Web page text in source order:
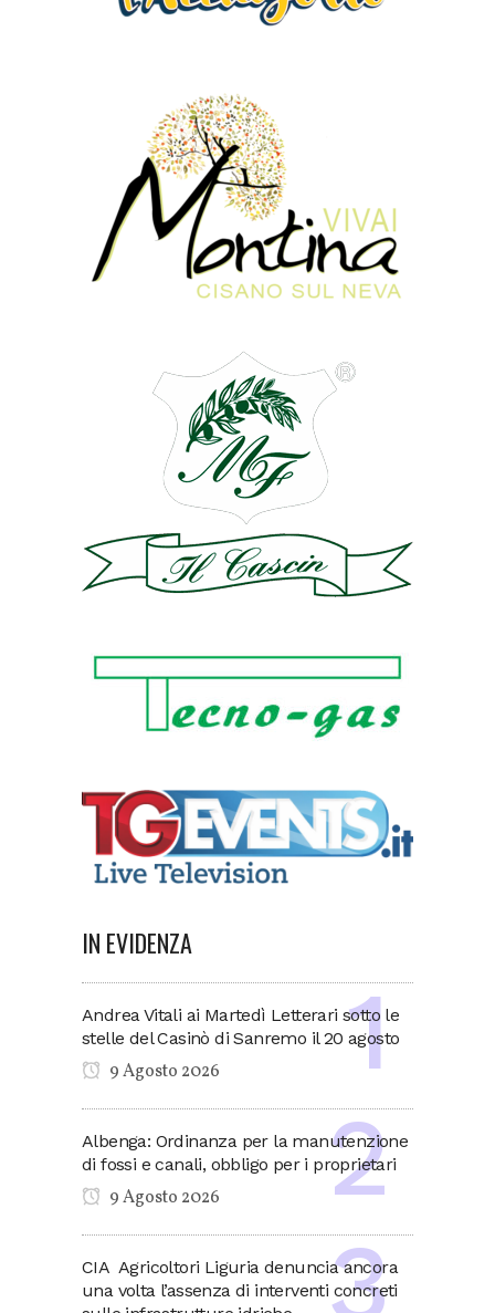
IN EVIDENZA
Andrea Vitali ai Martedì Letterari sotto le
stelle del Casinò di Sanremo il 20 agosto
9 Agosto 2026
Albenga: Ordinanza per la manutenzione
di fossi e canali, obbligo per i proprietari
9 Agosto 2026
CIA Agricoltori Liguria denuncia ancora
una volta l’assenza di interventi concreti